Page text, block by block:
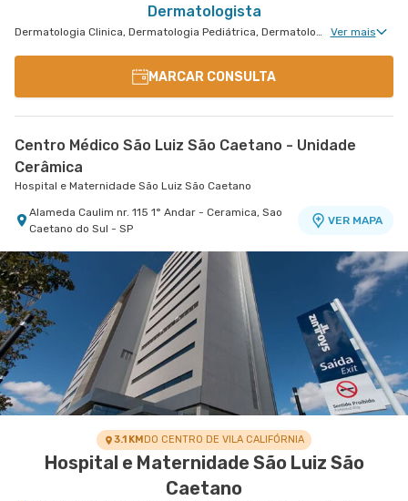
Dermatologista
Dermatologia Clinica, Dermatologia Pediátrica, Dermatologia Tricologia, Dermatologia de Tratamento de Psoríase, Dermatologiatratamento de Urticária Crônica, Dermatologia de Tratamento de Hidradenite Ver mais
MARCAR CONSULTA
Centro Médico São Luiz São Caetano - Unidade
Cerâmica
Hospital e Maternidade São Luiz São Caetano
Alameda Caulim nr. 115 1° Andar - Ceramica, Sao
Caetano do Sul - SP
VER MAPA
3.1 KMDO CENTRO DE VILA CALIFÓRNIA
Hospital e Maternidade São Luiz São
Caetano